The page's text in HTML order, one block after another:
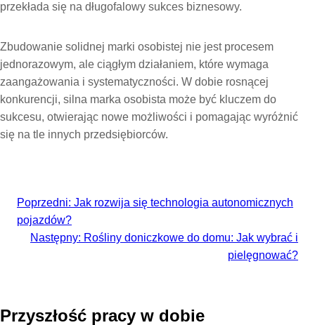
przekłada się na długofalowy sukces biznesowy.
Zbudowanie solidnej marki osobistej nie jest procesem
jednorazowym, ale ciągłym działaniem, które wymaga
zaangażowania i systematyczności. W dobie rosnącej
konkurencji, silna marka osobista może być kluczem do
sukcesu, otwierając nowe możliwości i pomagając wyróżnić
się na tle innych przedsiębiorców.
Poprzedni: Jak rozwija się technologia autonomicznych
pojazdów?
Następny: Rośliny doniczkowe do domu: Jak wybrać i
pielęgnować?
Przyszłość pracy w dobie